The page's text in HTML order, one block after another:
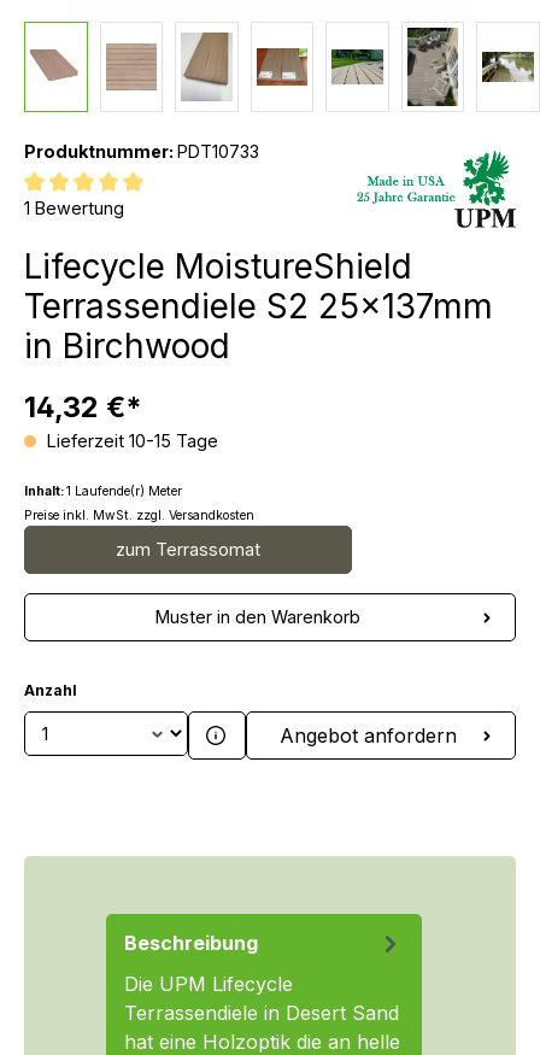
Produktnummer: PDT10733
Durchschnittliche Bewertung von 5 von 5 Sternen
1 Bewertung
Lifecycle MoistureShield
Terrassendiele S2 25x137mm
in Birchwood
14,32 €*
Lieferzeit 10-15 Tage
Inhalt:1 Laufende(r) Meter
Preise inkl. MwSt. zzgl. Versandkosten
zum Terrassomat
Muster in den Warenkorb
Anzahl
Produkt Anzahl: Gib denAngebot anfordern
Beschreibung
Die UPM Lifecycle
Terrassendiele in Desert Sand
hat eine Holzoptik die an helle